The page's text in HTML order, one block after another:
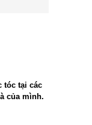
tóc tại các
của mình.